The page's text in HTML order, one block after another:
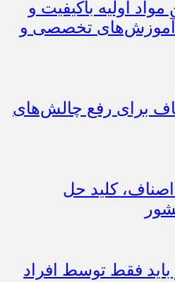
اولیه باکیفیت و
آموزش‌های تخصصی و
برای رفع چالش‌های
کلید حل
باید فقط توسط افراد